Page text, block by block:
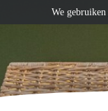
We gebruiken